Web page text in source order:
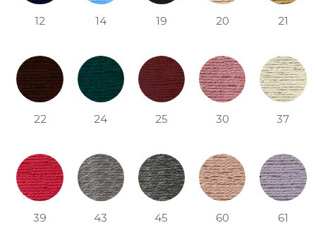
12 14 19 20 21
22 24 25 30 37
39 43 45 60 61